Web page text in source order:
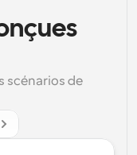
scénarios de